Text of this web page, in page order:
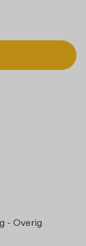
- Overig